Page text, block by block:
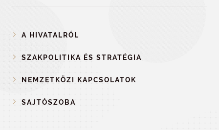
A HIVATALRÓL
SZAKPOLITIKA ÉS STRATÉGIA
NEMZETKÖZI KAPCSOLATOK
SAJTÓSZOBA